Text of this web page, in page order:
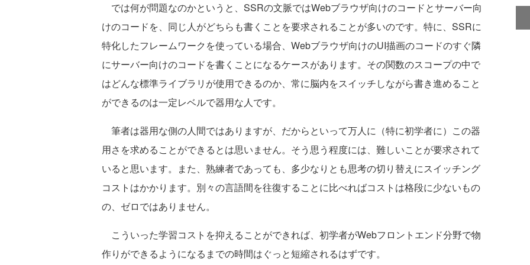
では何が問題なのかというと、SSRの文脈ではWebブラウザ向けのコードとサーバー向
けのコードを、同じ人がどちらも書くことを要求されることが多いのです。特に、SSRに
特化したフレームワークを使っている場合、Webブラウザ向けのUI描画のコードのすぐ隣
にサーバー向けのコードを書くことになるケースがあります。その関数のスコープの中で
はどんな標準ライブラリが使用できるのか、常に脳内をスイッチしながら書き進めること
ができるのは一定レベルで器用な人です。
筆者は器用な側の人間ではありますが、だからといって万人に（特に初学者に）この器
用さを求めることができるとは思いません。そう思う程度には、難しいことが要求されて
いると思います。また、熟練者であっても、多少なりとも思考の切り替えにスイッチング
コストはかかります。別々の言語間を往復することに比べればコストは格段に少ないもの
の、ゼロではありません。
こういった学習コストを抑えることができれば、初学者がWebフロントエンド分野で物
作りができるようになるまでの時間はぐっと短縮されるはずです。